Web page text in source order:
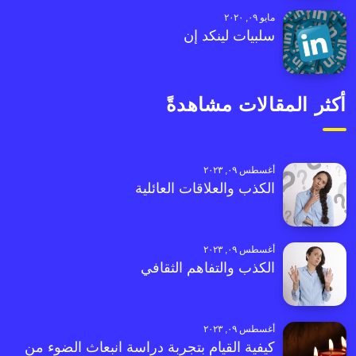
مايو ٠٩, ٢٠٢٠
سلبيات لينكد إن
أكثر المقالات مشاهدةً
أغسطس ٠٩, ٢٠٢٣
الكذب والعلاقات العائلية
أغسطس ٠٩, ٢٠٢٣
الكذب والتفاهم الثقافي
أغسطس ٠٩, ٢٠٢٣
كيفية القيام بتجربة دراسة انبعاث الضوء من